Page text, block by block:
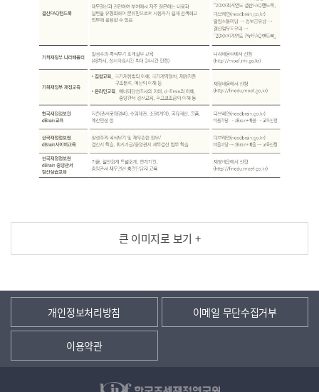
큰 이미지로 보기 +
개인정보처리방침 이메일 무단수집거부
이용약관